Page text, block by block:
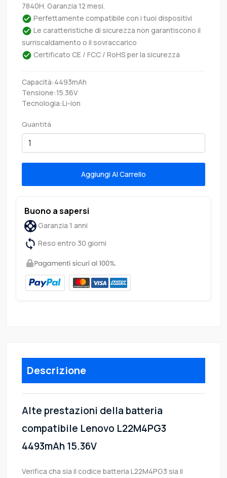
7840H. Garanzia 12 mesi.
Perfettamente compatibile con i tuoi dispositivi
Le caratteristiche di sicurezza non garantiscono il
surriscaldamento o il sovraccarico
Certificato CE / FCC / RoHS per la sicurezza
Capacità:4493mAh
Tensione:15.36V
Tecnologia:Li-ion
Quantità
Aggiungi Al Carrello
Buono a sapersi
Garanzia 1 anni
Reso entro 30 giorni
Descrizione
Alte prestazioni della batteria
compatibile Lenovo L22M4PG3
4493mAh 15.36V
Verifica cha sia il codice batteria L22M4PG3 sia il